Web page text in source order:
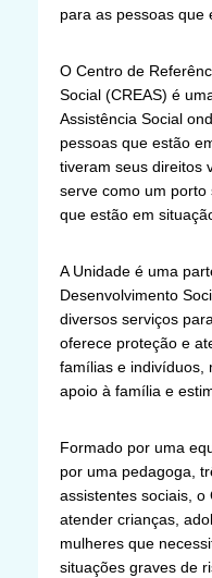
para as pessoas que
O Centro de
Social (CREAS) é
Assistência Social
pessoas que estão
tiveram seus direitos
serve como um
que estão em
A Unidade é uma
Desenvolvimento
diversos serviços
oferece proteção e
famílias e indivíduos,
apoio à família e
Formado por uma
por uma pedagoga,
assistentes sociais, o
atender crianças,
mulheres que
situações graves de